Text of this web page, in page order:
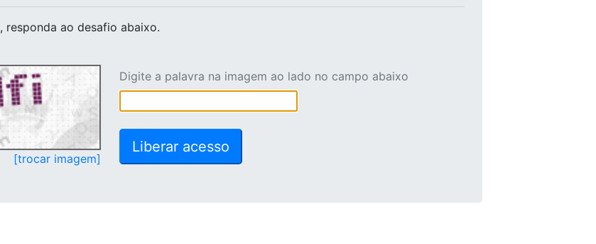
, responda ao desafio abaixo.
[trocar imagem]
Digite a palavra na imagem ao lado no campo abaixo